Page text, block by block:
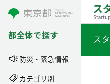
コンテンツにスキップ
都全体で探す
防災・緊急情報
カテゴリ別
ス